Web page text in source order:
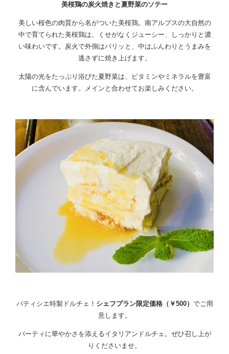
美桜鶏の炭火焼きと夏野菜のソテー
美しい桜色の肉質から名がついた美桜鶏。南アルプスの大自然の
中で育てられた美桜鶏は、くせがなくジューシー、しっかりと濃
い味わいです。炭火で外側はパリッと、中はふんわりとうまみを
逃さずに焼き上げます。
太陽の光をたっぷり浴びた夏野菜は、ビタミンやミネラルを豊富
に含んでいます。メインと合わせてお楽しみください。
パティシエ特製ドルチェ！ シェフプラン限定価格（￥500） でご用
意します。
パーティに華やかさを添えるイタリアンドルチェ。ぜひ召し上が
りくださいませ。